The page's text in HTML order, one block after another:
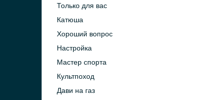
Только для вас
Катюша
Хороший вопрос
Настройка
Мастер спорта
Культпоход
Дави на газ